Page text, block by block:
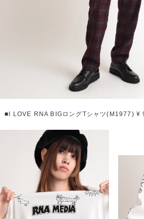
■I LOVE RNA BIGロングTシャツ(M1977) ¥